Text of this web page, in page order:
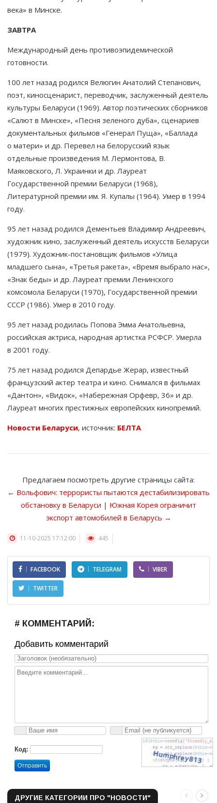
века» в Минске.
ЗАВТРА
Международный день противоэпидемической
готовности.
100 лет назад родился Велюгин Анатолий Степанович,
поэт, киносценарист, переводчик, заслуженный деятель
культуры Беларуси (1969). Автор поэтических сборников
«Салют в Минске», «Песня зеленого дуба», сценариев
документальных фильмов «Генерал Пуща», «Баллада
о матери» и др. Перевел на белорусский язык
отдельные произведения М. Лермонтова, В.
Маяковского, Л. Украинки и др. Лауреат
Государственной премии Беларуси (1968),
Литературной премии им. Я. Купалы (1964). Умер в 1994
году.
95 лет назад родился Дементьев Владимир Андреевич,
художник кино, заслуженный деятель искусств Беларуси
(1979). Художник-постановщик фильмов «Улица
младшего сына», «Третья ракета», «Время выбрало нас»,
«Знак беды» и др. Лауреат премии Ленинского
комсомола Беларуси (1970), Государственной премии
СССР (1986). Умер в 2010 году.
95 лет назад родилась Попова Эмма Анатольевна,
российская актриса, народная артистка РСФСР. Умерла
в 2001 году.
75 лет назад родился Депардье Жерар, известный
французский актер театра и кино. Снимался в фильмах
«Дантон», «Видок», «Набережная Орфевр, 36» и др.
Лауреат многих престижных европейских кинопремий.
Новости Беларуси, источник: БЕЛТА
Предлагаем посмотреть другие страницы сайта:
← Вольфович: террористы пытаются дестабилизировать
обстановку в Беларуси | Южная Корея ограничит
экспорт автомобилей в Беларусь →
11-10-2025 17:12:00 445
FACEBOOK TELEGRAM VIBER
TWITTER
# КОММЕНТАРИЙ:
Добавить комментарий
Код:
Отправить
ДРУГИЕ КАТЕГОРИИ ПРО "НОВОСТИ"